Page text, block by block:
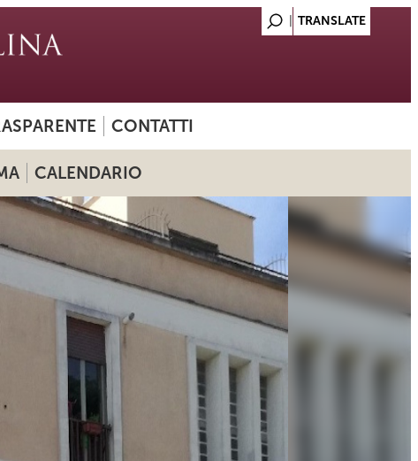
CONTATTI
CALENDARIO